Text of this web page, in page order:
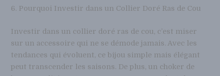
6. Pourquoi Investir dans un Collier Doré Ras de Cou
Investir dans un collier doré ras de cou, c’est miser
sur un accessoire qui ne se démode jamais. Avec les
tendances qui évoluent, ce bijou simple mais élégant
peut transcender les saisons. De plus, un choker de